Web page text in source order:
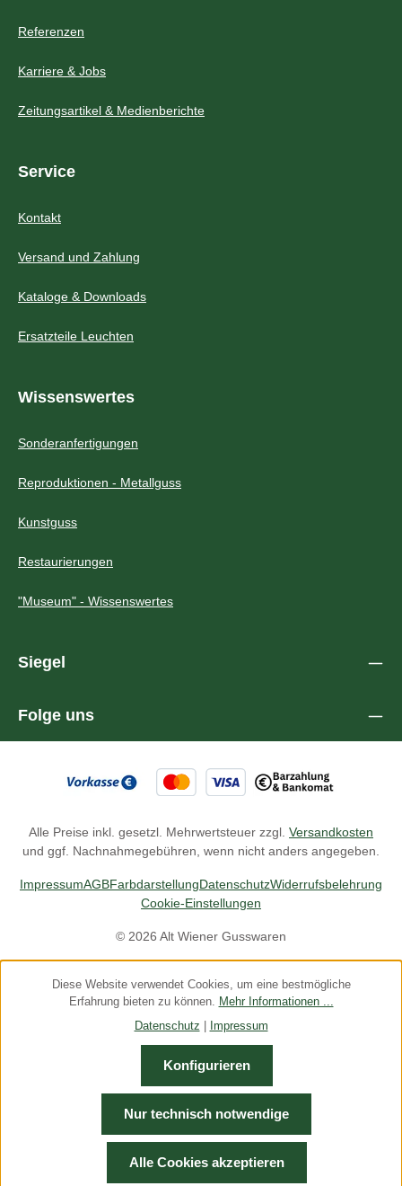
Referenzen
Karriere & Jobs
Zeitungsartikel & Medienberichte
Service
Kontakt
Versand und Zahlung
Kataloge & Downloads
Ersatzteile Leuchten
Wissenswertes
Sonderanfertigungen
Reproduktionen - Metallguss
Kunstguss
Restaurierungen
"Museum" - Wissenswertes
Siegel
Folge uns
Alle Preise inkl. gesetzl. Mehrwertsteuer zzgl. Versandkosten
und ggf. Nachnahmegebühren, wenn nicht anders angegeben.
© 2026 Alt Wiener Gusswaren
ImpressumAGBFarbdarstellungDatenschutzWiderrufsbelehrung
Cookie-Einstellungen
Diese Website verwendet Cookies, um eine bestmögliche
Erfahrung bieten zu können. Mehr Informationen ...
Datenschutz
Impressum
Nur technisch notwendige
Konfigurieren
Alle Cookies akzeptieren